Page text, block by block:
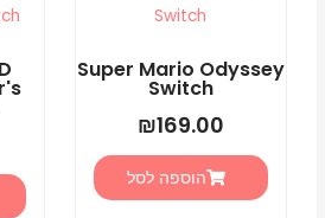
Super Mario Odyssey
Switch
₪169.00
הוספה לסל